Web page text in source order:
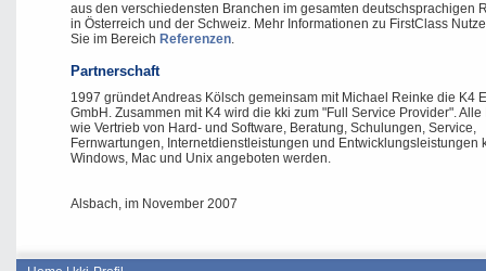
aus den verschiedensten Branchen im gesamten deutschsprachigen
in Österreich und der Schweiz. Mehr Informationen zu FirstClass
Sie im Bereich Referenzen.
Partnerschaft
1997 gründet Andreas Kölsch gemeinsam mit Michael Reinke die K4
GmbH. Zusammen mit K4 wird die kki zum "Full Service Provider".
wie Vertrieb von Hard- und Software, Beratung, Schulungen, Service,
Fernwartungen, Internetdienstleistungen und Entwicklungsleistungen
Windows, Mac und Unix angeboten werden.
Alsbach, im November 2007